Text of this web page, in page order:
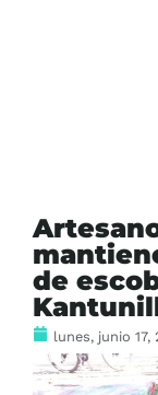
de
lunes, junio 17,